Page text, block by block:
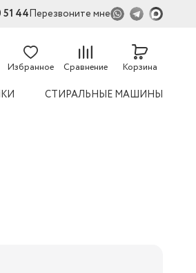
44Перезвоните мне
Избранное Сравнение
54
Корзина
СТИРАЛЬНЫЕ МАШИНЫ